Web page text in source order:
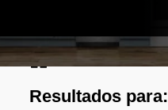
Resultados para: